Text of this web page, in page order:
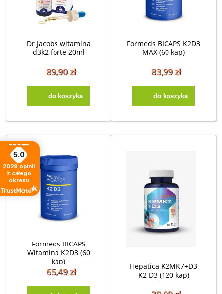
Dr Jacobs witamina
d3k2 forte 20ml
89,90 zł
do koszyka
Formeds BICAPS K2D3
MAX (60 kap)
83,99 zł
do koszyka
Formeds BICAPS
Witamina K2D3 (60
kap)
65,49 zł
Hepatica K2MK7+D3
K2 D3 (120 kap)
5.0
2029 opinii
z całego
okresu